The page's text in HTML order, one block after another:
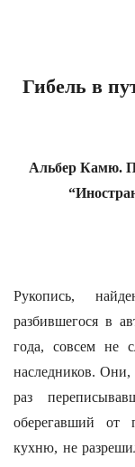
Гибель в
Альбер Камю.
Рукопись,
разбившегося в
года, совсем не
наследников.
раз
оберегавший от
кухню, не